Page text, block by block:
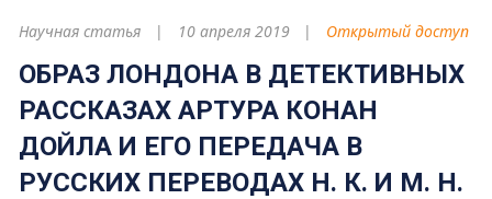
Научная статья 10 апреля 2019 Открытый доступ
ОБРАЗ ЛОНДОНА В ДЕТЕКТИВНЫХ
РАССКАЗАХ АРТУРА КОНАН
ДОЙЛА И ЕГО ПЕРЕДАЧА В
РУССКИХ ПЕРЕВОДАХ Н. К. И М. Н.